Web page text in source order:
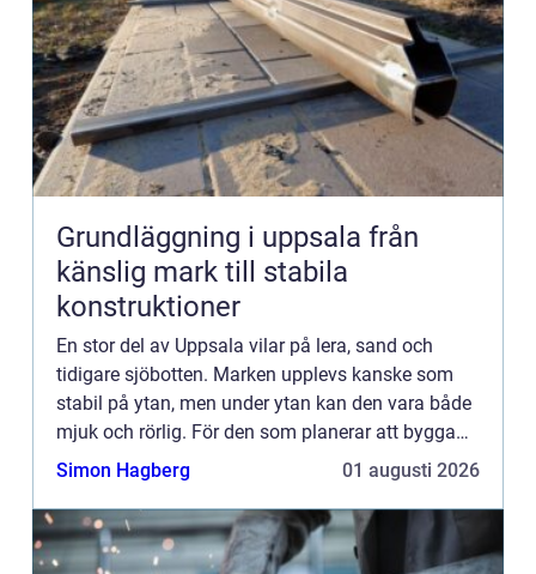
Grundläggning i uppsala från
känslig mark till stabila
konstruktioner
En stor del av Uppsala vilar på lera, sand och
tidigare sjöbotten. Marken upplevs kanske som
stabil på ytan, men under ytan kan den vara både
mjuk och rörlig. För den som planerar att bygga
hus, garage, industrilokal eller mur blir frågan om
Simon Hagberg 01 augusti 2026